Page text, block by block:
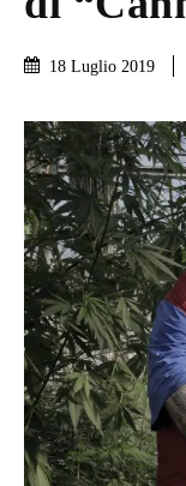
18 Luglio 2019